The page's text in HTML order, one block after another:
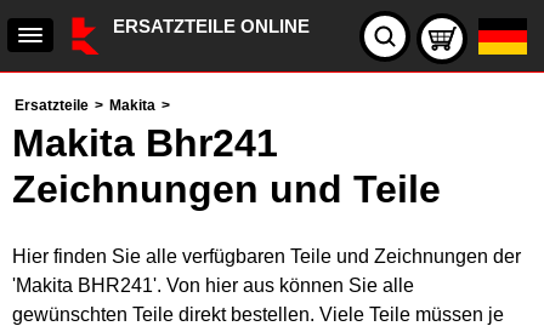
ERSATZTEILE ONLINE
Ersatzteile > Makita >
Makita Bhr241
Zeichnungen und Teile
Hier finden Sie alle verfügbaren Teile und Zeichnungen der
'Makita BHR241'. Von hier aus können Sie alle
gewünschten Teile direkt bestellen. Viele Teile müssen je